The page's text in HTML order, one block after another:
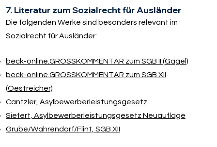
7. Literatur zum Sozialrecht für Ausländer
Die folgenden Werke sind besonders relevant im
Sozialrecht für Ausländer:
beck-online.GROSSKOMMENTAR zum SGB II (Gagel)
beck-online.GROSSKOMMENTAR zum SGB XII
(Oestreicher)
Cantzler, Asylbewerberleistungsgesetz
Siefert, Asylbewerberleistungsgesetz Neuauflage
Grube/​Wahrendorf/​Flint, SGB XII